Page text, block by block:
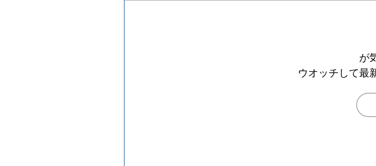
が
ウオッチして最